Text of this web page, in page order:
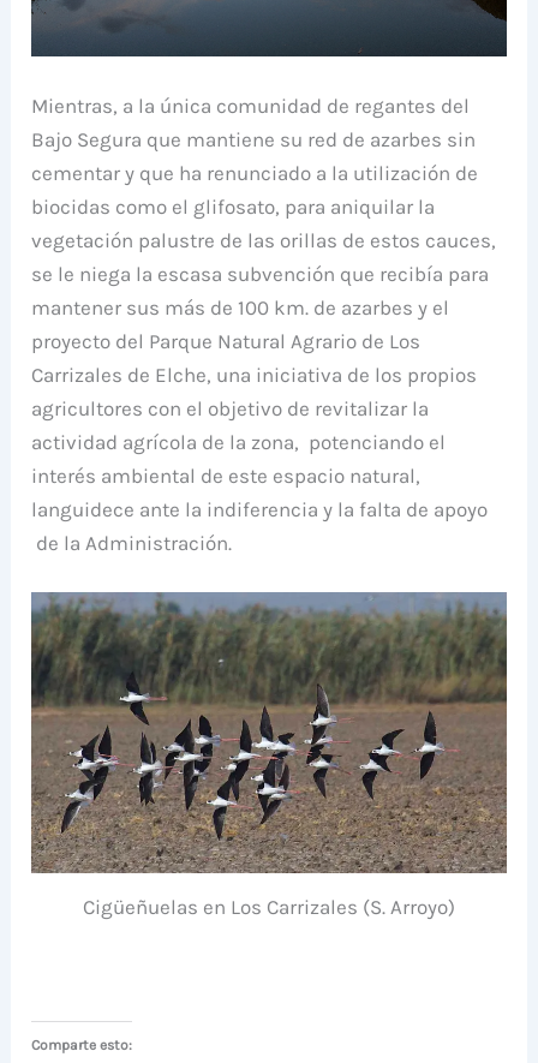
Mientras, a la única comunidad de regantes del
Bajo Segura que mantiene su red de azarbes sin
cementar y que ha renunciado a la utilización de
biocidas como el glifosato, para aniquilar la
vegetación palustre de las orillas de estos cauces,
se le niega la escasa subvención que recibía para
mantener sus más de 100 km. de azarbes y el
proyecto del Parque Natural Agrario de Los
Carrizales de Elche, una iniciativa de los propios
agricultores con el objetivo de revitalizar la
actividad agrícola de la zona, potenciando el
interés ambiental de este espacio natural,
languidece ante la indiferencia y la falta de apoyo
de la Administración.
Cigüeñuelas en Los Carrizales (S. Arroyo)
Comparte esto: